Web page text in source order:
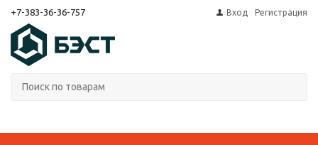
+7-383-36-36-757 Вход Регистрация